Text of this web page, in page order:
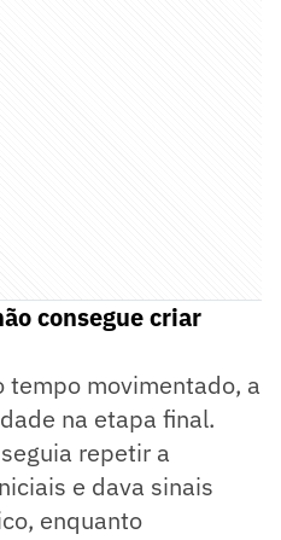
consegue criar
tempo movimentado, a
na etapa final.
repetir a
e dava sinais
enquanto